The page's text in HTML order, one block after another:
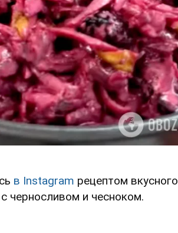
в Instagram рецептом вкусного
черносливом и чесноком.